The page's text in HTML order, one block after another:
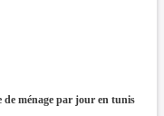
de ménage par jour en tunis